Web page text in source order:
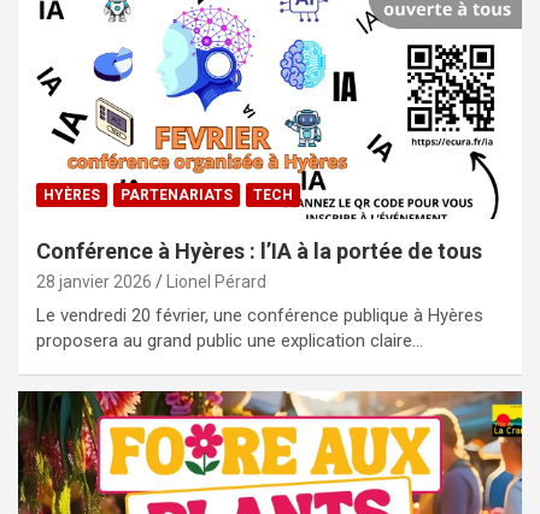
HYÈRES PARTENARIATS TECH
Conférence à Hyères : l’IA à la portée de tous
28 janvier 2026 Lionel Pérard
Le vendredi 20 février, une conférence publique à Hyères
proposera au grand public une explication claire…